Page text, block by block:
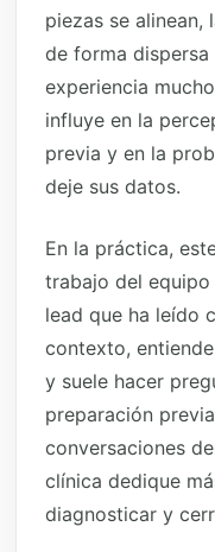
piezas se alinean,
de forma dispersa
experiencia
influye en la
previa y en la
deje sus datos.
En la práctica,
trabajo del
lead que ha leído
contexto,
y suele hacer
preparación
conversaciones
clínica dedique
diagnosticar y